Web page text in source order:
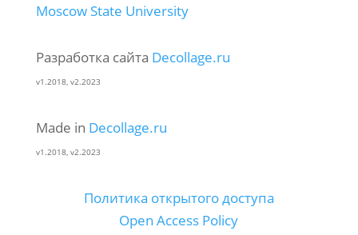
Moscow State University
Разработка сайта Decollage.ru
v1.2018, v2.2023
Made in Decollage.ru
v1.2018, v2.2023
Политика открытого доступа
Open Access Policy